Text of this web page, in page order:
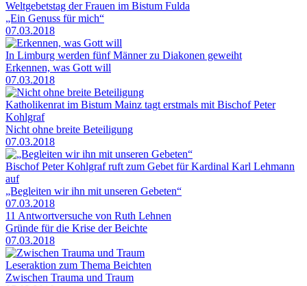
Weltgebetstag der Frauen im Bistum Fulda
„Ein Genuss für mich“
07.03.2018
In Limburg werden fünf Männer zu Diakonen geweiht
Erkennen, was Gott will
07.03.2018
Katholikenrat im Bistum Mainz tagt erstmals mit Bischof Peter
Kohlgraf
Nicht ohne breite Beteiligung
07.03.2018
Bischof Peter Kohlgraf ruft zum Gebet für Kardinal Karl Lehmann
auf
„Begleiten wir ihn mit unseren Gebeten“
07.03.2018
11 Antwortversuche von Ruth Lehnen
Gründe für die Krise der Beichte
07.03.2018
Leseraktion zum Thema Beichten
Zwischen Trauma und Traum